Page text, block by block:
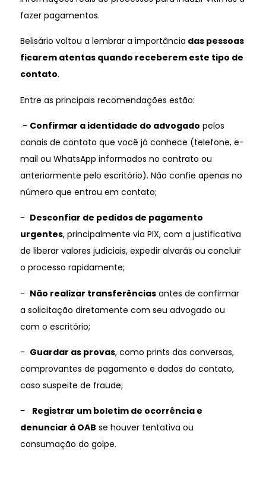
fazer pagamentos.
Belisário voltou a lembrar a importância das pessoas
ficarem atentas quando receberem este tipo de
contato.
Entre as principais recomendações estão:
- Confirmar a identidade do advogado pelos
canais de contato que você já conhece (telefone, e-
mail ou WhatsApp informados no contrato ou
anteriormente pelo escritório). Não confie apenas no
número que entrou em contato;
- Desconfiar de pedidos de pagamento
urgentes, principalmente via PIX, com a justificativa
de liberar valores judiciais, expedir alvarás ou concluir
o processo rapidamente;
- Não realizar transferênciasantes de confirmar
a solicitação diretamente com seu advogado ou
com o escritório;
- Guardar as provas, como prints das conversas,
comprovantes de pagamento e dados do contato,
caso suspeite de fraude;
- Registrar um boletim de ocorrência e
denunciar à OAB se houver tentativa ou
consumação do golpe.